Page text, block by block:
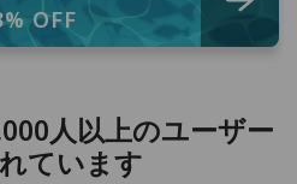
OFF
人以上のユーザー
ています